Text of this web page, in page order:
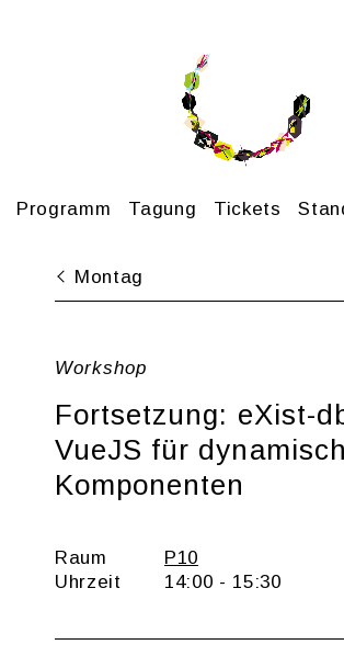
Pro­gramm Ta­gung Ti­ckets
Mon­tag
Work­shop
Fort­set­zung: eXist-
VueJS für
Kom­po­nen­ten
Raum
P10
Uhr­zeit
14:00 - 15:30